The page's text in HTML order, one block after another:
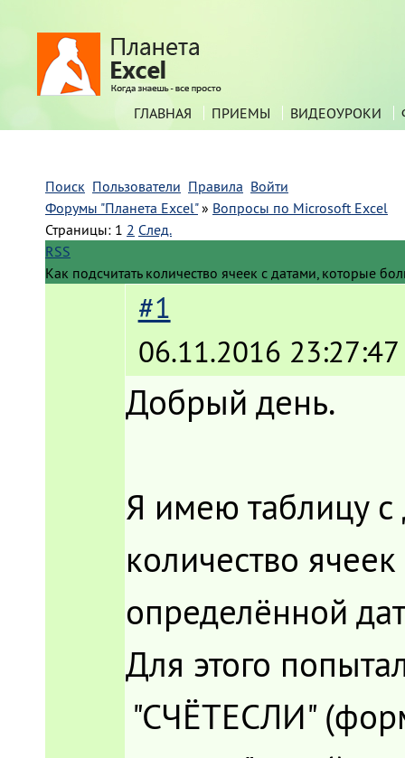
ГЛАВНАЯ ПРИЕМЫ ВИДЕОУРОКИ
Поиск Пользователи Правила Войти
Форумы "Планета Excel" » Вопросы по Microsoft Excel
Страницы: 1 2 След.
RSS
Как подсчитать количество ячеек с датами, которые
#1
06.11.2016 23:27:47
Добрый день.
Я имею таблицу с
количество
определённой
Для этого
"СЧЁТЕСЛИ"